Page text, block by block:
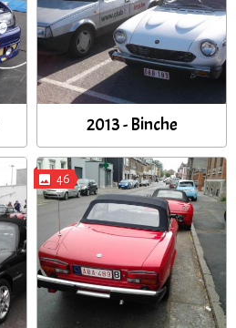
2013 - Binche
46